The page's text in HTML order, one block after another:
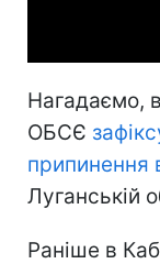
Нагадаємо,
ОБСЄ
припинення
Луганській
Раніше в